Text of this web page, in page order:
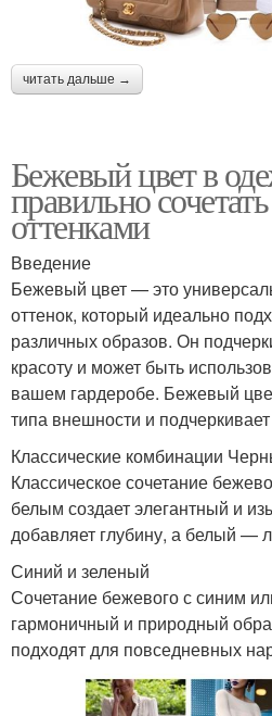
читать дальше →
Бежевый цвет в
правильно
оттенками
Введение
Бежевый цвет — это
оттенок, который идеально
различных образов. Он
красоту и может быть
вашем гардеробе. Бежевый
типа внешности и
Классические комбинации
Классическое сочетание
белым создает элегантный и
добавляет глубину, а белый —
Синий и зеленый
Сочетание бежевого с синим
гармоничный и природный
подходят для повседневных